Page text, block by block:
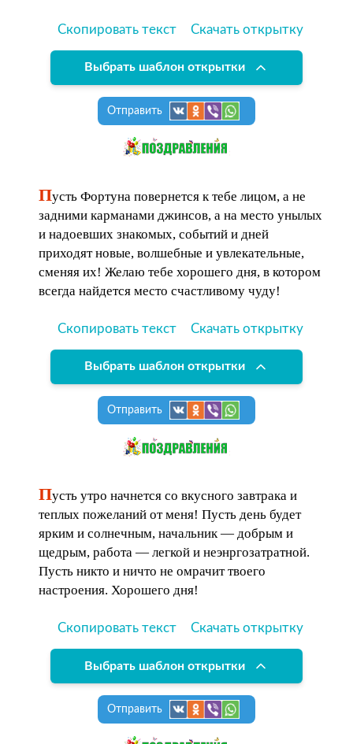
Скопировать текст Скачать открытку
Выбрать шаблон открытки
Отправить
Пусть Фортуна повернется к тебе лицом, а не
задними карманами джинсов, а на место унылых
и надоевших знакомых, событий и дней
приходят новые, волшебные и увлекательные,
сменяя их! Желаю тебе хорошего дня, в котором
всегда найдется место счастливому чуду!
Скопировать текст Скачать открытку
Выбрать шаблон открытки
Отправить
Пусть утро начнется со вкусного завтрака и
теплых пожеланий от меня! Пусть день будет
ярким и солнечным, начальник — добрым и
щедрым, работа — легкой и неэнргозатратной.
Пусть никто и ничто не омрачит твоего
настроения. Хорошего дня!
Скопировать текст Скачать открытку
Выбрать шаблон открытки
Отправить